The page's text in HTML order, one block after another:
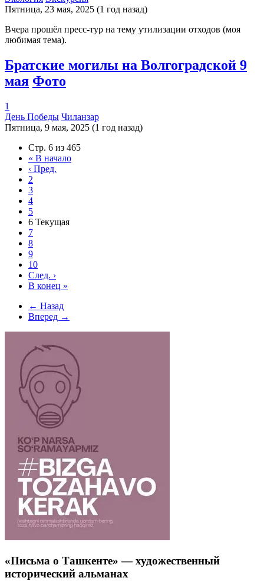
Пятница, 23 мая, 2025 (1 год назад)
Вчера прошёл пресс-тур на тему утилизации отходов (моя
любимая тема).
Братские могилы на Волгоградской 9
мая Фото
1
День Победы Чиланзар
Пятница, 9 мая, 2025 (1 год назад)
Стр. 6 из 465
« В начало
‹ Пред.
2
3
4
5
6 Текущая
7
8
9
10
След. ›
В конец »
← Назад
Вперед →
«Письма о Ташкенте» — художественный
исторический альманах